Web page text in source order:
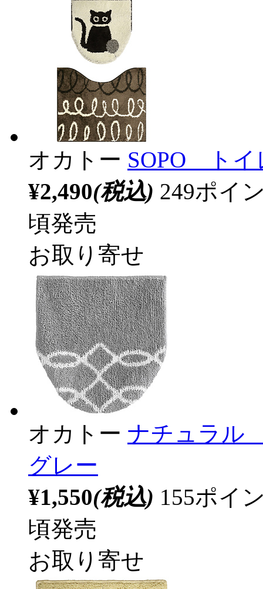
オカトー SOPO トイ
¥2,490(税込) 249ポイ
頃発売
お取り寄せ
オカトー ナチュラル
グレー
¥1,550(税込) 155ポイ
頃発売
お取り寄せ